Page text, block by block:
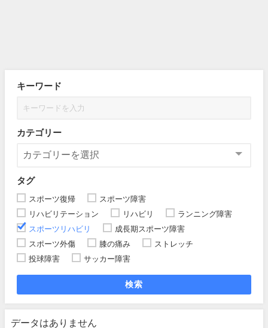
キーワード
カテゴリー
タグ
スポーツ復帰
スポーツ障害
リハビリテーション
リハビリ
ランニング障害
スポーツリハビリ
成長期スポーツ障害
スポーツ外傷
膝の痛み
ストレッチ
投球障害
サッカー障害
検索
データはありません